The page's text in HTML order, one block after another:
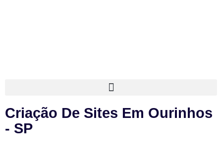
Criação De Sites Em Ourinhos
- SP